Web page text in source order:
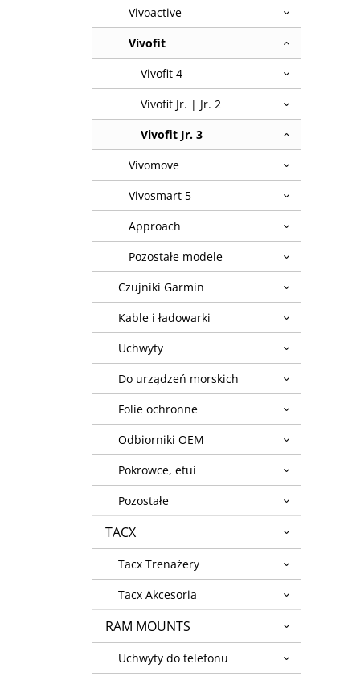
Vivoactive
Vivofit
Vivofit 4
Vivofit Jr. | Jr. 2
Vivofit Jr. 3
Vivomove
Vivosmart 5
Approach
Pozostałe modele
Czujniki Garmin
Kable i ładowarki
Uchwyty
Do urządzeń morskich
Folie ochronne
Odbiorniki OEM
Pokrowce, etui
Pozostałe
TACX
Tacx Trenażery
Tacx Akcesoria
RAM MOUNTS
Uchwyty do telefonu